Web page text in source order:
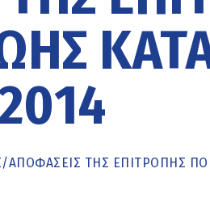
/ΑΠΟΦΆΣΕΙΣ ΤΗΣ ΕΠΙΤΡΟΠΉΣ